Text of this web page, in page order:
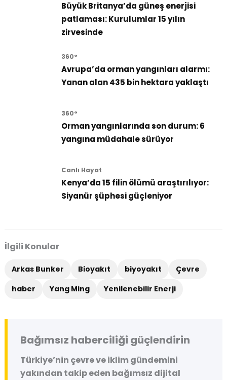
Büyük Britanya’da güneş enerjisi
patlaması: Kurulumlar 15 yılın
zirvesinde
360°
Avrupa’da orman yangınları alarmı:
Yanan alan 435 bin hektara yaklaştı
360°
Orman yangınlarında son durum: 6
yangına müdahale sürüyor
Canlı Hayat
Kenya’da 15 filin ölümü araştırılıyor:
Siyanür şüphesi güçleniyor
İlgili Konular
Arkas Bunker Bioyakıt biyoyakıt
Çevre
haber
Yang Ming Yenilenebilir Enerji
Bağımsız haberciliği güçlendirin
Türkiye’nin çevre ve iklim gündemini
yakından takip eden bağımsız dijital